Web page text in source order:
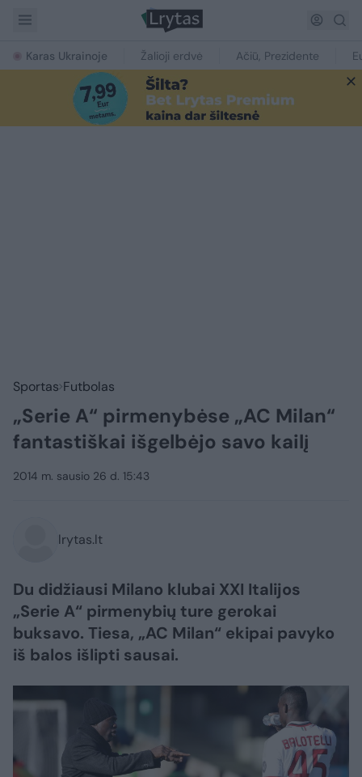
Karas Ukrainoje Žalioji erdvė Ačiū, Prezidente
Sportas Futbolas
„Serie A“ pirmenybėse „AC Milan“
fantastiškai išgelbėjo savo kailį
2014 m. sausio 26 d. 15:43
lrytas.lt
Du didžiausi Milano klubai XXI Italijos
„Serie A“ pirmenybių ture gerokai
buksavo. Tiesa, „AC Milan“ ekipai pavyko
iš balos išlipti sausai.